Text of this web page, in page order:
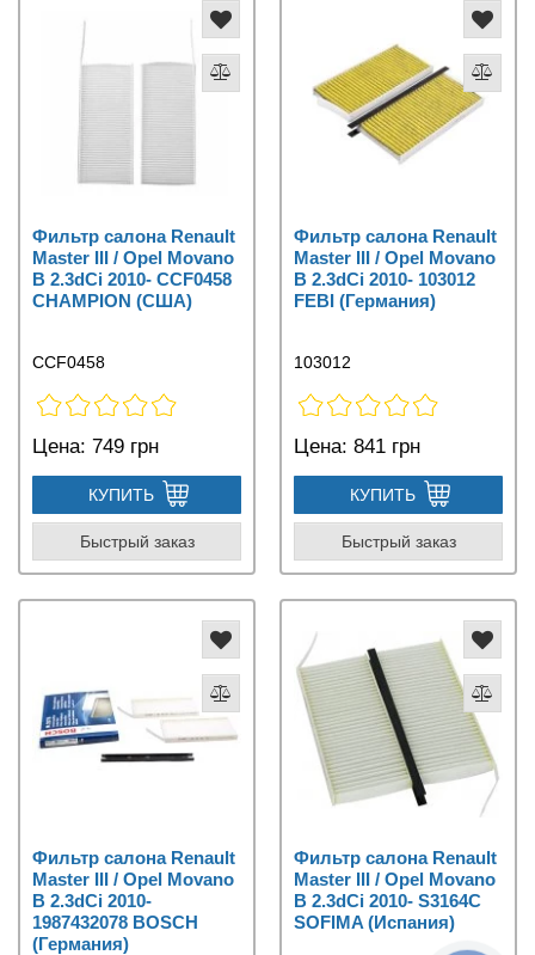
Фильтр салона Renault
Master III / Opel Movano
B 2.3dCi 2010- CCF0458
CHAMPION (США)
CCF0458
Цена: 749 грн
КУПИТЬ
Быстрый заказ
Фильтр салона Renault
Master III / Opel Movano
B 2.3dCi 2010- 103012
FEBI (Германия)
103012
Цена: 841 грн
КУПИТЬ
Быстрый заказ
Фильтр салона Renault
Master III / Opel Movano
B 2.3dCi 2010-
1987432078 BOSCH
(Германия)
Фильтр салона Renault
Master III / Opel Movano
B 2.3dCi 2010- S3164C
SOFIMA (Испания)